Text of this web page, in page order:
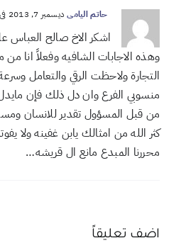
حاتم الياميديسمبر 7, 2013 في 2:23 م
اشكر الاخ صالح العباس
وهذه الاجابات الشافيه وفعلاً انا من
التجارة ولاحظت الرقي والتعامل
منسوبي الفرع وان دل ذلك فإن
من قبل المسؤول تقدير للانسان
كثر الله من امثالك يابن غفينه ولا
محررنا المبدع مانع ال قريشه…
اضف تعليقاً